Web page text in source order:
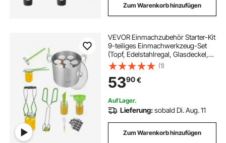
Zum Warenkorb hinzufügen
VEVOR Einmachzubehör Starter-Kit
9-teiliges Einmachwerkzeug-Set
(Topf, Edelstahlregal, Glasdeckel,
PP-Trichter, Zange, Glasheber,
Schraubenschlüssel, magnetischer
Deckelheber, Seifenblasenaufsatz)
(1)
5390€
Auf Lager.
Lieferung:sobald Di. Aug. 11
Zum Warenkorb hinzufügen